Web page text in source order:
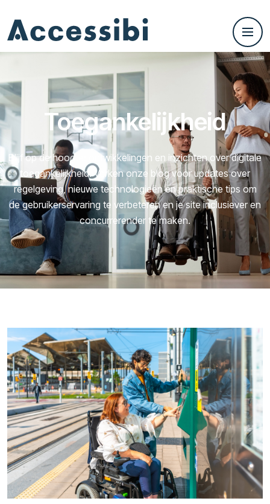
Toegankelijkheid
Blijf op de hoogte: ontwikkelingen en inzichten over digitale
toegankelijkheid. Verken onze blog voor updates over
regelgeving, nieuwe technologieën en praktische tips om
de gebruikerservaring te verbeteren en je site inclusiever en
concurrerender te maken.